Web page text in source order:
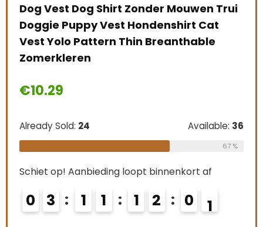
Dog Vest Dog Shirt Zonder Mouwen Trui
Doggie Puppy Vest Hondenshirt Cat
Vest Yolo Pattern Thin Breanthable
Zomerkleren
€10.29
Already Sold: 24 Available: 36
67 %
Schiet op! Aanbieding loopt binnenkort af
0 3 1 1 1 1 5 9